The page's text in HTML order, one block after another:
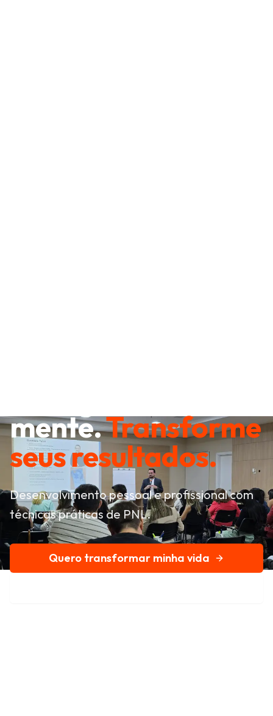
mente.Transforme
seus resultados.
Desenvolvimento pessoal e profissional com
técnicas práticas de PNL.
Quero transformar minha vida